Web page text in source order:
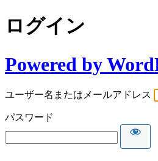
ログイン
Powered by
ユーザー名またはメールアドレス
パスワード